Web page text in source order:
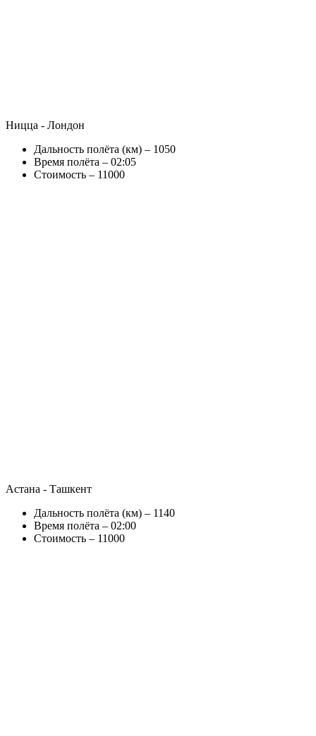
Ницца - Лондон
Дальность полёта (км) – 1050
Время полёта – 02:05
Стоимость – 11000
Астана - Ташкент
Дальность полёта (км) – 1140
Время полёта – 02:00
Стоимость – 11000